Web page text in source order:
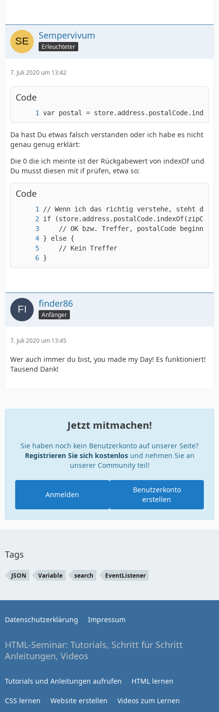
Sempervivum
Erleuchteter
7. Juli 2020 um 13:42
Code
var postal =
Da hast Du etwas falsch verstanden oder ich habe es nicht
genau genug erklärt:
Die 0 die ich meinte ist der Rückgabewert von indexOf und
Du musst diesen mit if prüfen, etwa so:
Code
}
finder86
Anfänger
7. Juli 2020 um 13:45
Wer auch immer du bist, you made my Day! Es funktioniert!
Tausend Dank!
Jetzt mitmachen!
Sie haben noch kein Benutzerkonto auf unserer Seite?
Registrieren Sie sich kostenlosund nehmen Sie an
unserer Community teil!
Benutzerkonto
erstellen
Anmelden
Tags
JSON Variable search EventListener
Datenschutzerklärung Impressum
HTML-Seminar: Tutorials, Schritt für Schritt
Anleitungen, Videos
Tutorials und Anleitungen aufrufen HTML lernen
CSS lernen Website erstellen Videos zum Lernen